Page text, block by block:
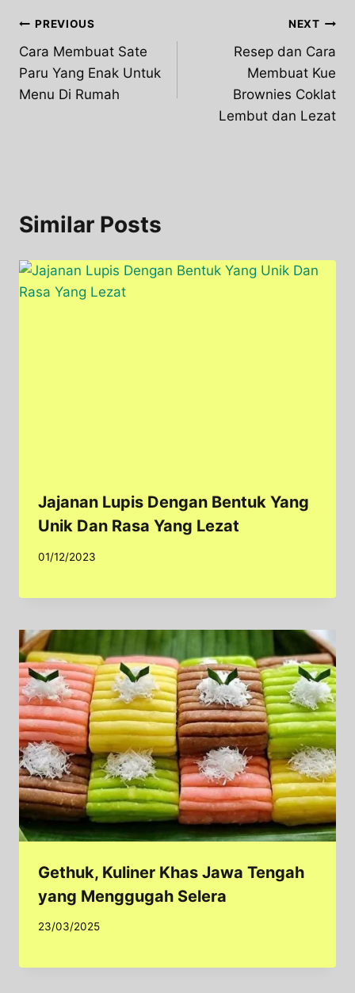
Post
navigation
PREVIOUS
Cara Membuat Sate
Paru Yang Enak Untuk
Menu Di Rumah
NEXT
Resep dan Cara
Membuat Kue
Brownies Coklat
Lembut dan Lezat
Similar Posts
Jajanan Lupis Dengan Bentuk Yang
Unik Dan Rasa Yang Lezat
01/12/2023
Gethuk, Kuliner Khas Jawa Tengah
yang Menggugah Selera
23/03/2025